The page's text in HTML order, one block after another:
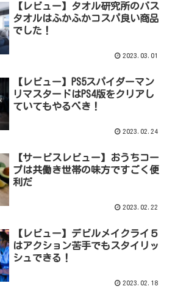
【レビュー】タオル研究所のバス
タオルはふかふかコスパ良い商品
でした！
2023.03.01
【レビュー】PS5スパイダーマン
リマスタードはPS4版をクリアし
ていてもやるべき！
2023.02.24
【サービスレビュー】おうちコー
プは共働き世帯の味方ですごく便
利だ
2023.02.22
【レビュー】デビルメイクライ５
はアクション苦手でもスタイリッ
シュできる！
2023.02.18